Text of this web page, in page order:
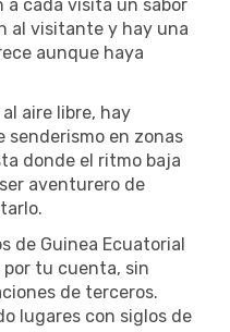
a cada visita un sabor
al visitante y hay una
aunque haya
aire libre, hay
senderismo en zonas
donde el ritmo baja
aventurero de
de Guinea Ecuatorial
tu cuenta, sin
de terceros.
lugares con siglos de